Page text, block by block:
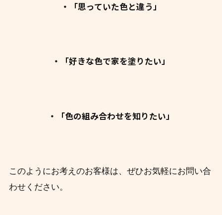
・「思っていた色と違う」
・「好きな色で家を塗りたい」
・「色の組み合わせを知りたい」
このようにお考えのお客様は、ぜひお気軽にお問い合
わせください。